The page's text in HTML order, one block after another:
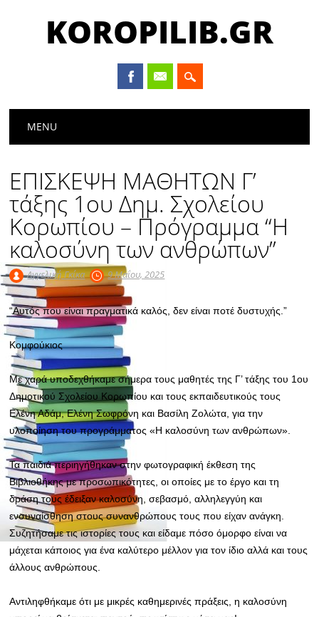
KOROPILIB.GR
Main menu
MENU
ΕΠΙΣΚΕΨΗ ΜΑΘΗΤΩΝ Γ’
τάξης 1ου Δημ. Σχολείου
Κορωπίου – Πρόγραμμα “Η
καλοσύνη των ανθρώπων”
Αγγελική Γκίκα 9 Μαΐου, 2025
“Αυτός που είναι πραγματικά καλός, δεν είναι ποτέ δυστυχής.”
Κομφούκιος
Με χαρά υποδεχθήκαμε σήμερα τους μαθητές της Γ’ τάξης του 1ου
Δημοτικού Σχολείου Κορωπίου και τους εκπαιδευτικούς τους
Ελένη Αδάμ, Ελένη Σωφρόνη και Βασίλη Ζολώτα, για την
υλοποίηση του προγράμματος «Η καλοσύνη των ανθρώπων».
Τα παιδιά περιηγήθηκαν στην φωτογραφική έκθεση της
Βιβλιοθήκης με προσωπικότητες, οι οποίες με το έργο και τη
δράση τους έδειξαν καλοσύνη, σεβασμό, αλληλεγγύη και
ενσυναίσθηση στους συνανθρώπους τους που είχαν ανάγκη.
Συζητήσαμε τις ιστορίες τους και είδαμε πόσο όμορφο είναι να
μάχεται κάποιος για ένα καλύτερο μέλλον για τον ίδιο αλλά και τους
άλλους ανθρώπους.
Αντιληφθήκαμε ότι με μικρές καθημερινές πράξεις, η καλοσύνη